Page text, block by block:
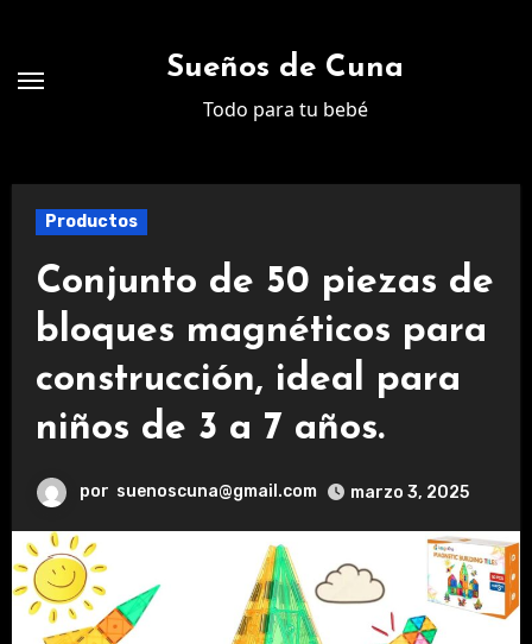
contenido
Sueños de Cuna
Todo para tu bebé
Productos
Conjunto de 50 piezas de
bloques magnéticos para
construcción, ideal para
niños de 3 a 7 años.
por suenoscuna@gmail.com marzo 3, 2025